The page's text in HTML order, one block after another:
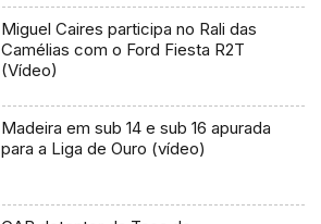
Miguel Caires participa no Rali das
Camélias com o Ford Fiesta R2T
(Vídeo)
Madeira em sub 14 e sub 16 apurada
para a Liga de Ouro (vídeo)